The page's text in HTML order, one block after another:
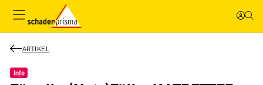
ARTIKEL
Info